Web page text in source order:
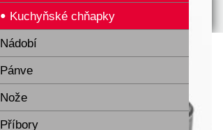
Kuchyňské chňapky
Nádobí
Pánve
Nože
Příbory